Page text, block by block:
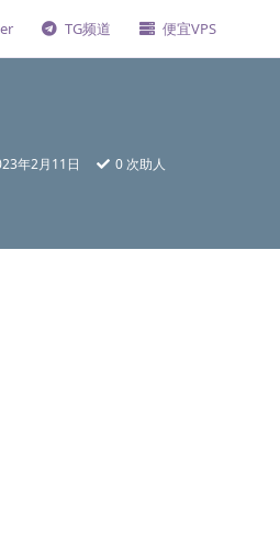
TG频道 便宜VPS
年2月11日 0 次助人